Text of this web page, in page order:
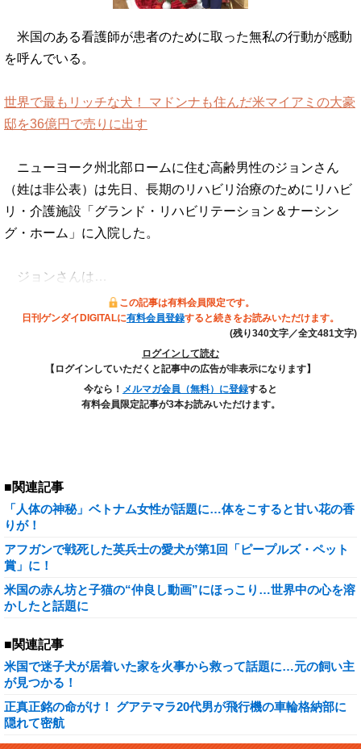
米国のある看護師が患者のために取った無私の行動が感動
を呼んでいる。
世界で最もリッチな犬！ マドンナも住んだ米マイアミの大豪
邸を36億円で売りに出す
ニューヨーク州北部ロームに住む高齢男性のジョンさん
（姓は非公表）は先日、長期のリハビリ治療のためにリハビ
リ・介護施設「グランド・リハビリテーション＆ナーシン
グ・ホーム」に入院した。
ジョンさんは…
この記事は有料会員限定です。
日刊ゲンダイDIGITALに有料会員登録すると続きをお読みいただけます。
(残り340文字／全文481文字)
ログインして読む
【ログインしていただくと記事中の広告が非表示になります】
今なら！ メルマガ会員（無料）に登録すると
有料会員限定記事が3本お読みいただけます。
■関連記事
「人体の神秘」ベトナム女性が話題に…体をこすると甘い花の香
りが！
アフガンで戦死した英兵士の愛犬が第1回「ピープルズ・ペット
賞」に！
米国の赤ん坊と子猫の“仲良し動画”にほっこり…世界中の心を溶
かしたと話題に
■関連記事
米国で迷子犬が居着いた家を火事から救って話題に…元の飼い主
が見つかる！
正真正銘の命がけ！ グアテマラ20代男が飛行機の車輪格納部に
隠れて密航